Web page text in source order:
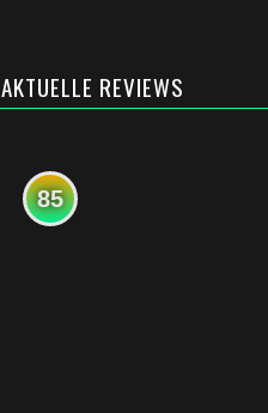
AKTUELLE REVIEWS
85